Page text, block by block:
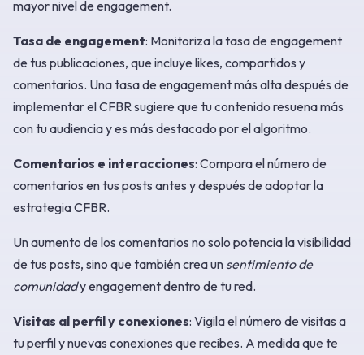
mayor nivel de engagement.
Tasa de engagement: Monitoriza la tasa de engagement
de tus publicaciones, que incluye likes, compartidos y
comentarios. Una tasa de engagement más alta después de
implementar el CFBR sugiere que tu contenido resuena más
con tu audiencia y es más destacado por el algoritmo.
Comentarios e interacciones: Compara el número de
comentarios en tus posts antes y después de adoptar la
estrategia CFBR.
Un aumento de los comentarios no solo potencia la visibilidad
de tus posts, sino que también crea un sentimiento de
comunidady engagement dentro de tu red.
Visitas al perfil y conexiones: Vigila el número de visitas a
tu perfil y nuevas conexiones que recibes. A medida que te